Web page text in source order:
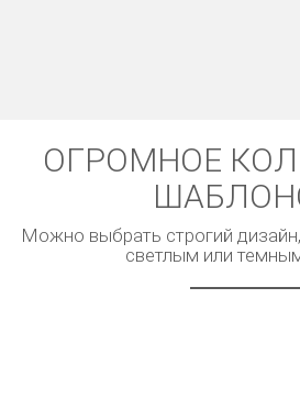
ОГРОМНОЕ
Можно выбрать строгий
светлым или